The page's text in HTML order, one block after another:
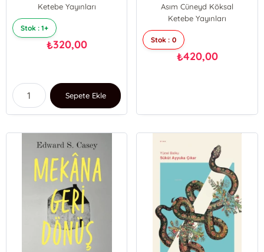
Ketebe Yayınları
Stok : 1+
₺320,00
Sepete Ekle
Asım Cüneyd Köksal
Ketebe Yayınları
Stok : 0
₺420,00